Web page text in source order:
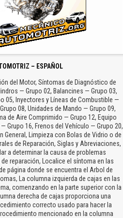
– ESPAÑOL
del Motor, Síntomas de Diagnóstico de
— Grupo 02, Balancines — Grupo 03,
05, Inyectores y Líneas de Combustible —
08, Unidades de Mando — Grupo 09,
de Aire Comprimido — Grupo 12, Equipo
Grupo 16, Frenos del Vehículo — Grupo 20,
General, Limpieza con Bolas de Vidrio o de
de Reparación, Siglas y Abreviaciones,
a determinar la causa de problemas
reparación, Localice el síntoma en las
página donde se encuentra el Arbol de
La columna izquierda de cajas en las
comenzando en la parte superior con la
derecha de cajas proporciona una
correcto usado para hacer la
mencionado en la columna